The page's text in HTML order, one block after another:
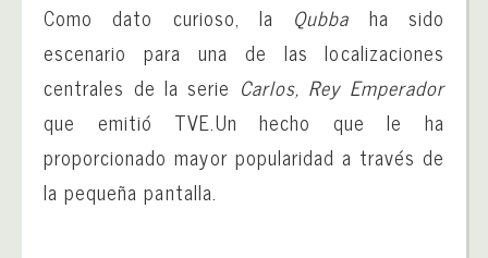
Como dato curioso, la Qubba ha sido
escenario para una de las localizaciones
centrales de la serie Carlos, Rey Emperador
que emitió TVE.Un hecho que le ha
proporcionado mayor popularidad a través de
la pequeña pantalla.